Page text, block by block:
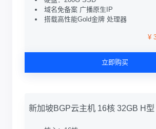
域名免备案 广播原生IP
搭载高性能Gold金牌 处理器
¥
立即购买
新加坡BGP云主机 16核 32GB H型